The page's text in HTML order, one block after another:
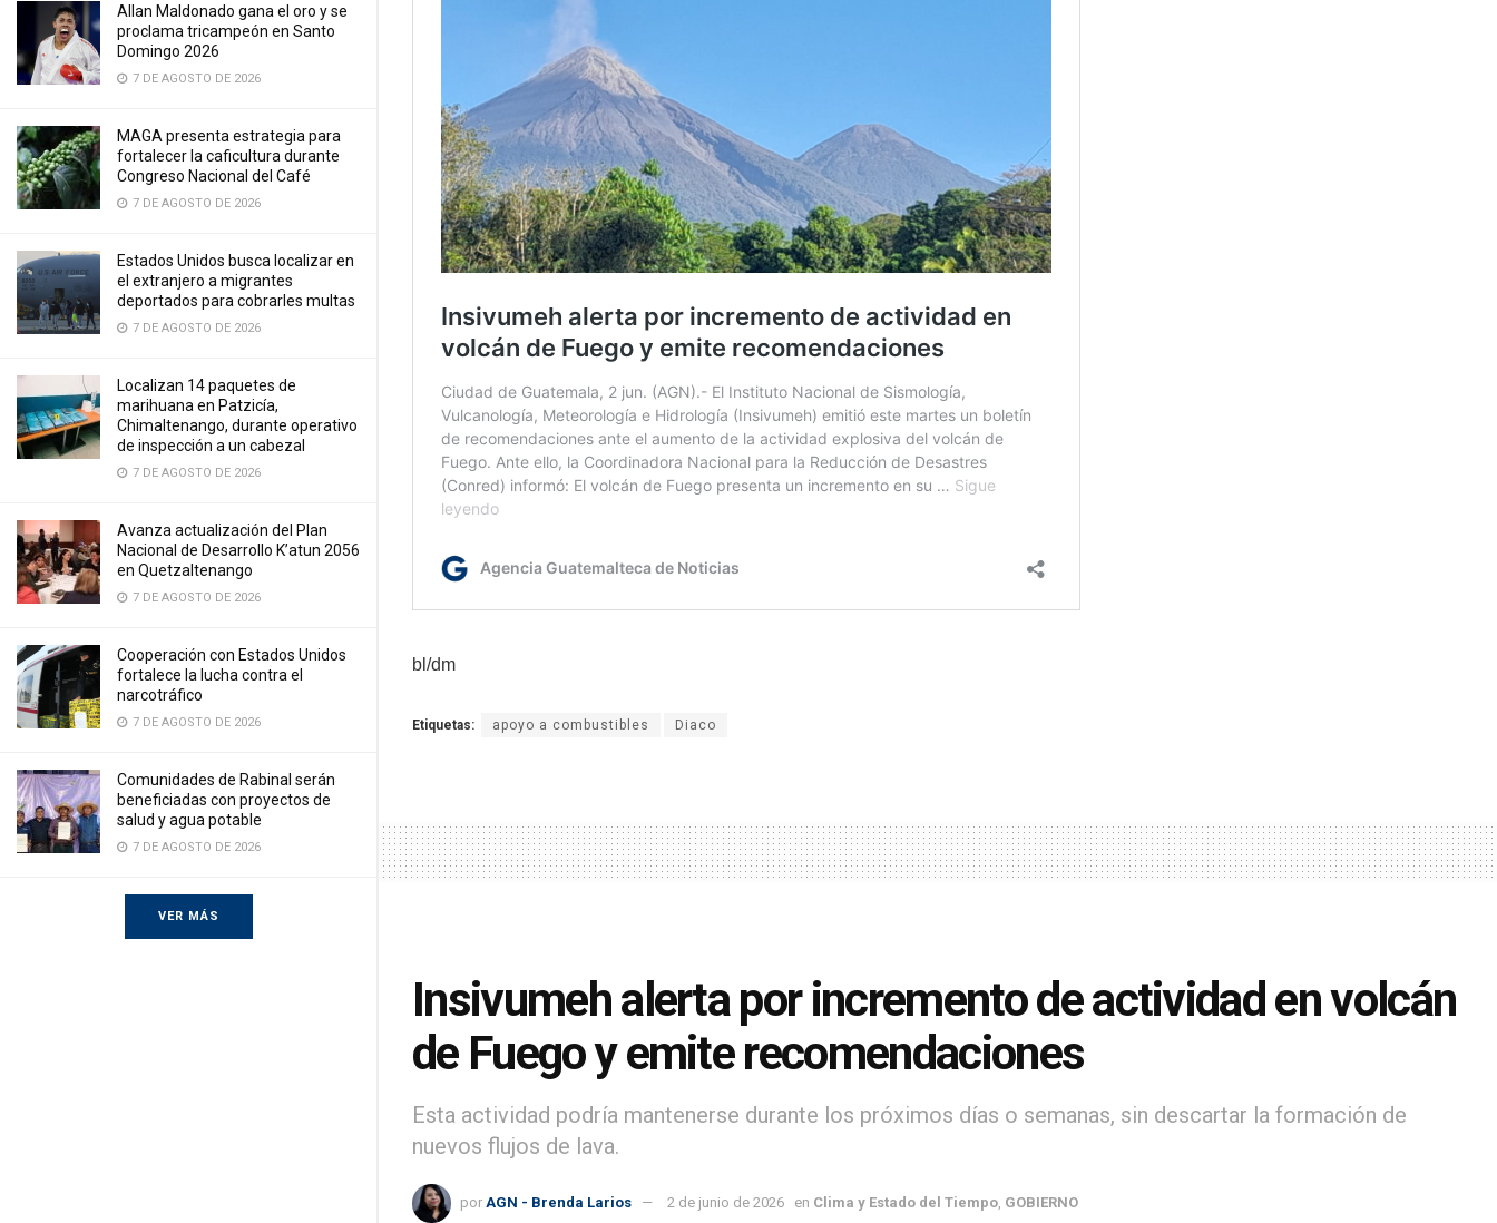
Allan Maldonado gana el oro y se
proclama tricampeón en Santo
Domingo 2026
7 DE AGOSTO DE 2026
MAGA presenta estrategia para
fortalecer la caficultura durante
Congreso Nacional del Café
7 DE AGOSTO DE 2026
Estados Unidos busca localizar en
el extranjero a migrantes
deportados para cobrarles multas
7 DE AGOSTO DE 2026
Localizan 14 paquetes de
marihuana en Patzicía,
Chimaltenango, durante operativo
de inspección a un cabezal
7 DE AGOSTO DE 2026
Avanza actualización del Plan
Nacional de Desarrollo K’atun 2056
en Quetzaltenango
7 DE AGOSTO DE 2026
Cooperación con Estados Unidos
fortalece la lucha contra el
narcotráfico
7 DE AGOSTO DE 2026
Comunidades de Rabinal serán
beneficiadas con proyectos de
salud y agua potable
7 DE AGOSTO DE 2026
VER MÁS
bl/dm
Etiquetas: apoyo a combustibles Diaco
Insivumeh alerta por incremento de actividad en volcán
de Fuego y emite recomendaciones
Esta actividad podría mantenerse durante los próximos días o semanas, sin descartar la formación de
nuevos flujos de lava.
por AGN - Brenda Larios 2 de junio de 2026 en Clima y Estado del Tiempo GOBIERNO